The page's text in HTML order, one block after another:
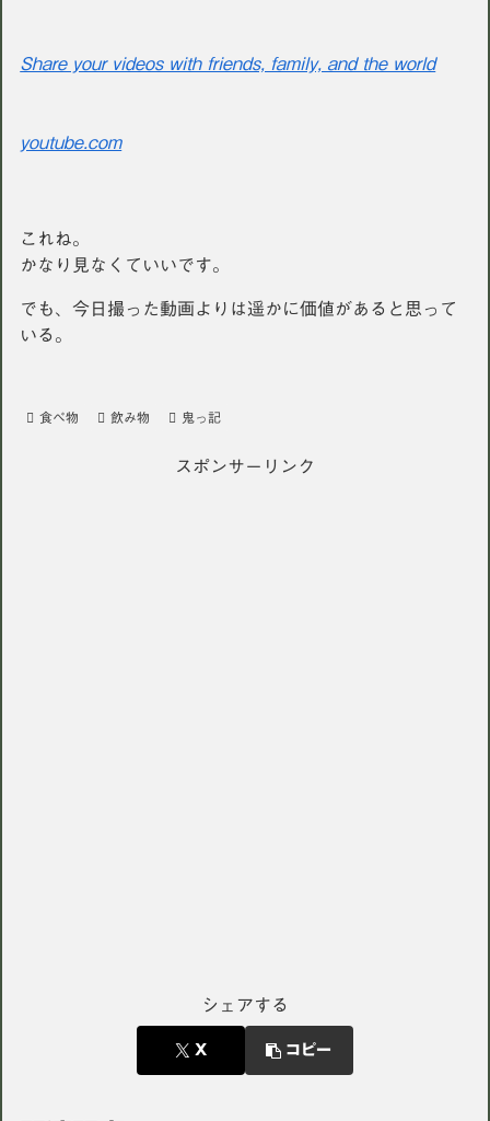
Share your videos with friends, family, and the world
youtube.com
これね。
かなり見なくていいです。
でも、今日撮った動画よりは遥かに価値があると思って
いる。
食べ物 飲み物 鬼っ記
スポンサーリンク
シェアする
X コピー